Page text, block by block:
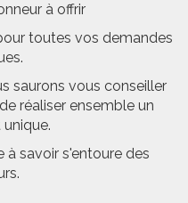
à offrir
toutes vos demandes
saurons vous conseiller
réaliser ensemble un
à savoir s'entoure des